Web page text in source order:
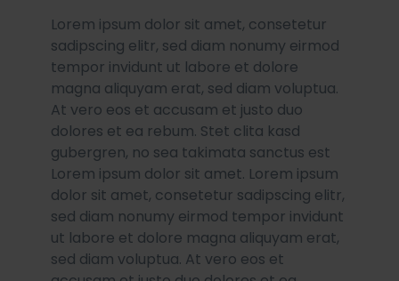
Lorem ipsum dolor sit amet, consetetur
sadipscing elitr, sed diam nonumy eirmod
tempor invidunt ut labore et dolore
magna aliquyam erat, sed diam voluptua.
At vero eos et accusam et justo duo
dolores et ea rebum. Stet clita kasd
gubergren, no sea takimata sanctus est
Lorem ipsum dolor sit amet. Lorem ipsum
dolor sit amet, consetetur sadipscing elitr,
sed diam nonumy eirmod tempor invidunt
ut labore et dolore magna aliquyam erat,
sed diam voluptua. At vero eos et